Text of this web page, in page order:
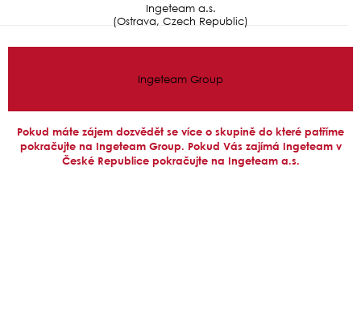
Ingeteam a.s.
(Ostrava, Czech Republic)
Ingeteam Group
Pokud máte zájem dozvědět se více o skupině do které patříme
pokračujte na Ingeteam Group. Pokud Vás zajímá Ingeteam v
České Republice pokračujte na Ingeteam a.s.